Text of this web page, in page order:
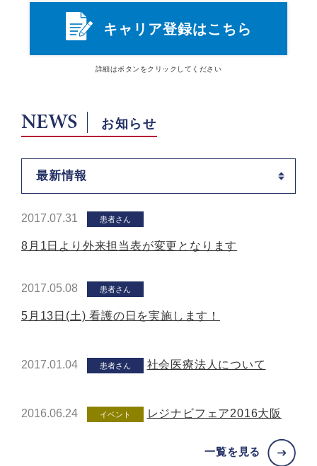
キャリア登録はこちら
詳細はボタン をクリックしてください
NEWS お知らせ
最新情報
2017.07.31 患者さん
8月1日より外来担当表が変更となります
2017.05.08 患者さん
5月13日(土) 看護の日を実施します！
2017.01.04 患者さん 社会医療法人について
2016.06.24 イベント レジナビフェア2016大阪
一覧を見る